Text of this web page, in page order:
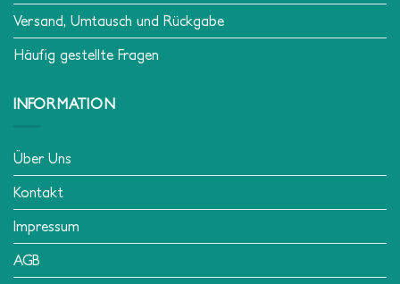
Versand, Umtausch und Rückgabe
Häufig gestellte Fragen
INFORMATION
Über Uns
Kontakt
Impressum
AGB